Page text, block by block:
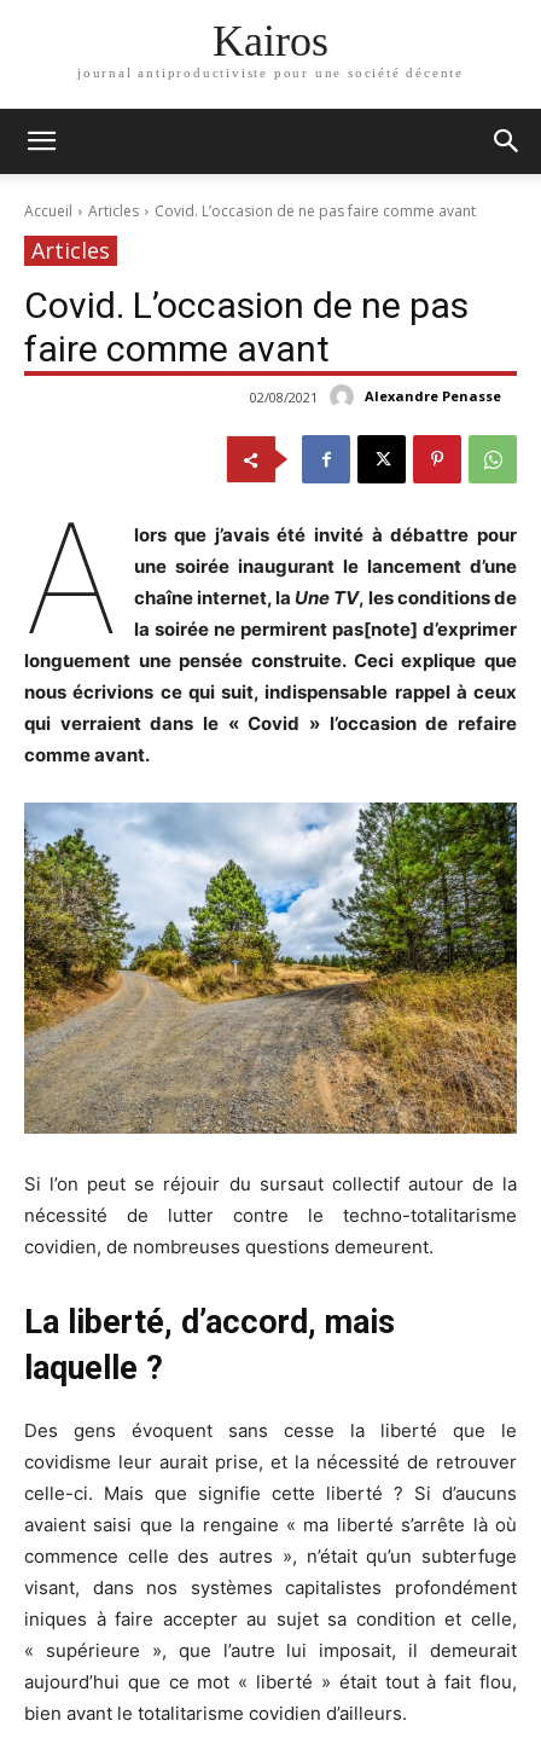
Kairos
journal antiproductiviste pour une société décente
Accueil Articles Covid. L’occasion de ne pas faire comme avant
Articles
Covid. L’occasion de ne pas
faire comme avant
Alexandre Penasse
02/08/2021
A
lors que j’avais été invité à débattre pour
une soirée inaugurant le lancement d’une
chaîne internet, la Une TV, les conditions de
la soirée ne permirent pas[note] d’exprimer
longuement une pensée construite. Ceci explique que
nous écrivions ce qui suit, indispensable rappel à ceux
qui verraient dans le « Covid » l’occasion de refaire
comme avant.
Si l’on peut se réjouir du sursaut collectif autour de la
nécessité de lutter contre le techno-totalitarisme
covidien, de nombreuses questions demeurent.
La liberté, d’accord, mais
laquelle ?
Des gens évoquent sans cesse la liberté que le
covidisme leur aurait prise, et la nécessité de retrouver
celle-ci. Mais que signifie cette liberté ? Si d’aucuns
avaient saisi que la rengaine « ma liberté s’arrête là où
commence celle des autres », n’était qu’un subterfuge
visant, dans nos systèmes capitalistes profondément
iniques à faire accepter au sujet sa condition et celle,
« supérieure », que l’autre lui imposait, il demeurait
aujourd’hui que ce mot « liberté » était tout à fait flou,
bien avant le totalitarisme covidien d’ailleurs.